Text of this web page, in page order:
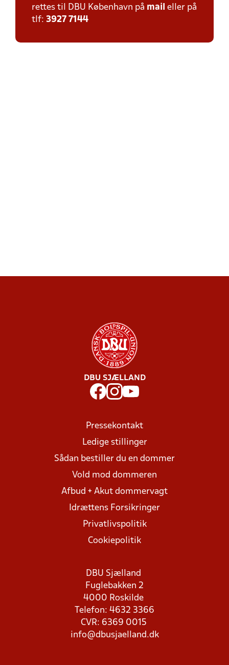
rettes til DBU København på mail eller på
tlf: 3927 7144
DBU SJÆLLAND
Pressekontakt
Ledige stillinger
Sådan bestiller du en dommer
Vold mod dommeren
Afbud + Akut dommervagt
Idrættens Forsikringer
Privatlivspolitik
Cookiepolitik
DBU Sjælland
Fuglebakken 2
4000 Roskilde
Telefon: 4632 3366
CVR: 6369 0015
info@dbusjaelland.dk